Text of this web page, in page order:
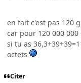
en fait c'est pas 120
car pour 120 000
si tu as
octets
Citer